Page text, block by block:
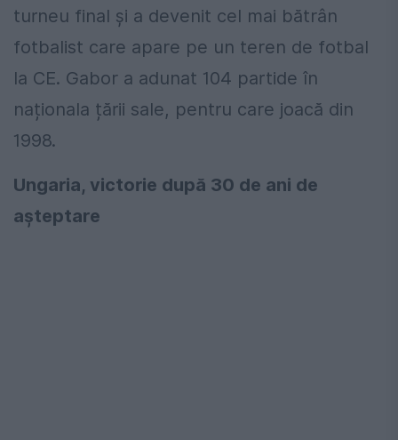
turneu final și a devenit cel mai bătrân
fotbalist care apare pe un teren de fotbal
la CE. Gabor a adunat 104 partide în
naționala țării sale, pentru care joacă din
1998.
Ungaria, victorie după 30 de ani de
așteptare